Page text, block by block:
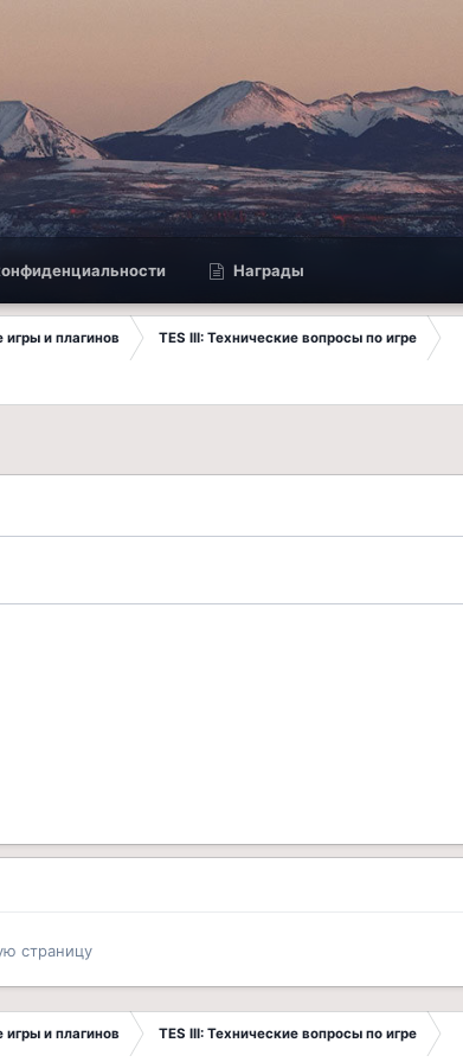
Награды
и плагинов TES III: Технические вопросы по игре
страницу
и плагинов TES III: Технические вопросы по игре